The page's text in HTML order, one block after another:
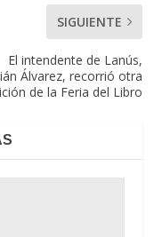
SIGUIENTE
El intendente de Lanús,
Álvarez, recorrió otra
de la Feria del Libro